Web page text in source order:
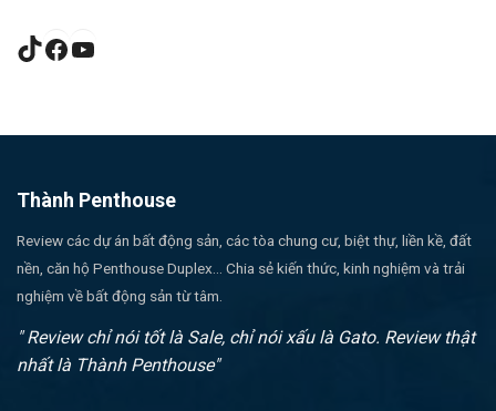
TikTok
Facebook
Thành Penthouse
Review các dự án bất động sản, các tòa chung cư, biệt thự, liền kề, đất
nền, căn hộ Penthouse Duplex... Chia sẻ kiến thức, kinh nghiệm và trải
nghiệm về bất động sản từ tâm.
" Review chỉ nói tốt là Sale, chỉ nói xấu là Gato. Review thật
nhất là Thành Penthouse"